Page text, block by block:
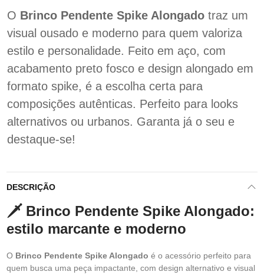
O Brinco Pendente Spike Alongado traz um
visual ousado e moderno para quem valoriza
estilo e personalidade. Feito em aço, com
acabamento preto fosco e design alongado em
formato spike, é a escolha certa para
composições autênticas. Perfeito para looks
alternativos ou urbanos. Garanta já o seu e
destaque-se!
DESCRIÇÃO
🗡️ Brinco Pendente Spike Alongado:
estilo marcante e moderno
O Brinco Pendente Spike Alongado é o acessório perfeito para
quem busca uma peça impactante, com design alternativo e visual